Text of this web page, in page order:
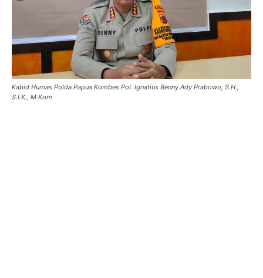
Kabid Humas Polda Papua Kombes Pol. Ignatius Benny Ady Prabowo, S.H.,
S.I.K., M.Kom